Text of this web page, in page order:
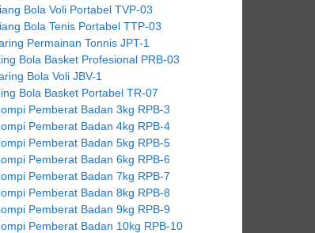
Bola Voli Portabel TVP-03
Bola Tenis Portabel TTP-03
Permainan Tonnis JPT-1
Bola Basket Profesional PRB-03
Bola Voli JBV-1
Bola Basket Portabel TR-07
Pemberat Badan 3kg RPB-3
Pemberat Badan 4kg RPB-4
Pemberat Badan 5kg RPB-5
Pemberat Badan 6kg RPB-6
Pemberat Badan 7kg RPB-7
Pemberat Badan 8kg RPB-8
Pemberat Badan 9kg RPB-9
Pemberat Badan 10kg RPB-10